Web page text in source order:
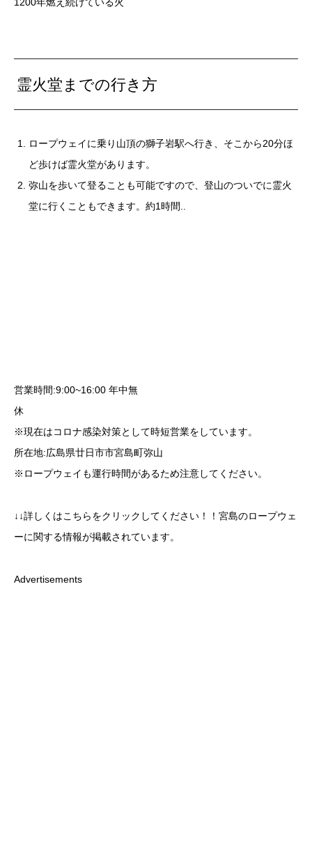
1200年燃え続けている火
霊火堂までの行き方
ロープウェイに乗り山頂の獅子岩駅へ行き、そこから20分ほ
ど歩けば霊火堂があります。
弥山を歩いて登ることも可能ですので、登山のついでに霊火
堂に行くこともできます。約1時間..
営業時間:9:00~16:00 年中無
※現在はコロナ感染対策として時短営業をしています。
所在地:広島県廿日市市宮島町弥山
※ロープウェイも運行時間があるため注意してください。
↓↓詳しくはこちらをクリックしてください！！宮島のロープウェ
ーに関する情報が掲載されています。
Advertisements